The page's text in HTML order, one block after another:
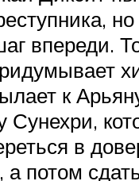
но
впереди.
к
в
а потом